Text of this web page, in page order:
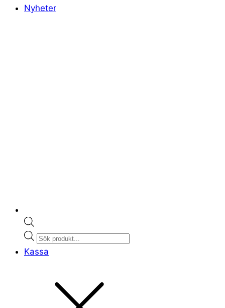
Nyheter
Products
search
Kassa